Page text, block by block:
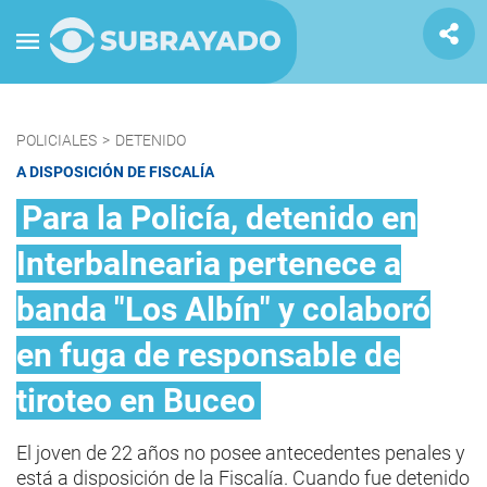
POLICIALES > DETENIDO
A DISPOSICIÓN DE FISCALÍA
Para la Policía, detenido en
Interbalnearia pertenece a
banda "Los Albín" y colaboró
en fuga de responsable de
tiroteo en Buceo
El joven de 22 años no posee antecedentes penales y
está a disposición de la Fiscalía. Cuando fue detenido